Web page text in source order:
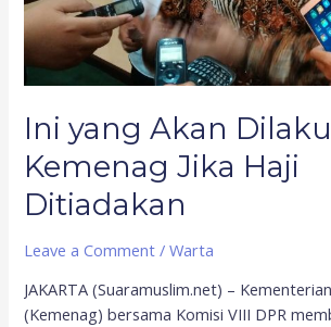
Ini yang Akan
Kemenag Jika Haji
Ditiadakan
Leave a Comment /Warta
JAKARTA (Suaramuslim.net) –
(Kemenag) bersama Komisi VIII DPR